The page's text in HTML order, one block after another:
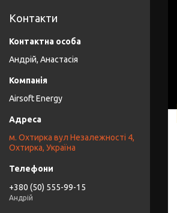
Контакти
Андрій, Анастасія
Airsoft Energy
м. Охтирка вул Незалежності 4,
Охтирка, Україна
+380 (50) 555-99-15
Андрій